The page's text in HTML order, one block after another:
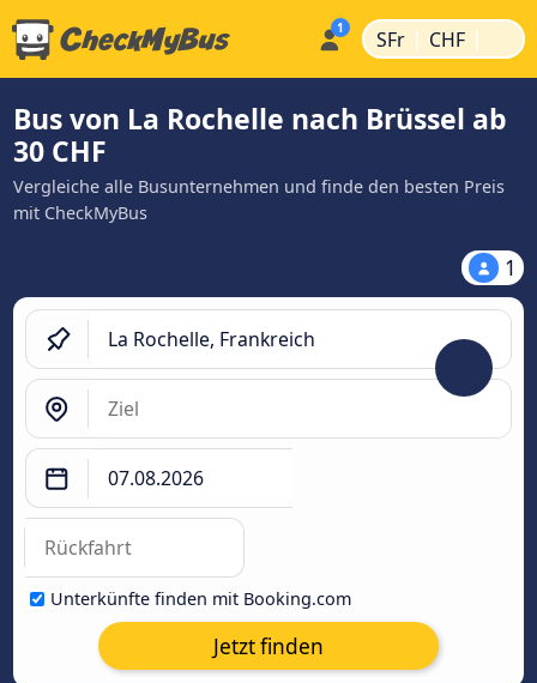
SFr | CHF |
Bus von La Rochelle nach Brüssel ab
30 CHF
Vergleiche alle Busunternehmen und finde den besten Preis
mit CheckMyBus
1
Unterkünfte finden mit Booking.com
Jetzt finden